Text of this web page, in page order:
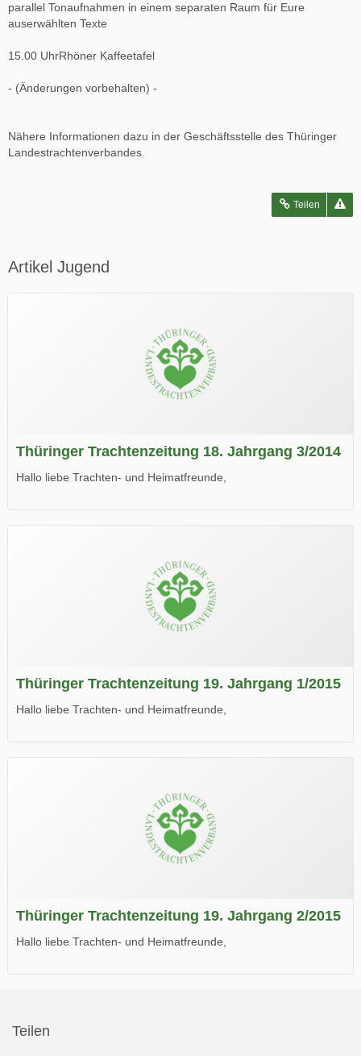
parallel Tonaufnahmen in einem separaten Raum für Eure
auserwählten Texte
15.00 UhrRhöner Kaffeetafel
- (Änderungen vorbehalten) -
Nähere Informationen dazu in der Geschäftsstelle des Thüringer
Landestrachtenverbandes.
Teilen
Artikel Jugend
Thüringer Trachtenzeitung 18. Jahrgang 3/2014
Hallo liebe Trachten- und Heimatfreunde,
Wir wünschen Euch viel Spaß beim Lesen.
Thüringer Trachtenzeitung 19. Jahrgang 1/2015
Hallo liebe Trachten- und Heimatfreunde,
Wir wünschen Euch viel Spaß beim Lesen.
Thüringer Trachtenzeitung 19. Jahrgang 2/2015
Hallo liebe Trachten- und Heimatfreunde,
Teilen